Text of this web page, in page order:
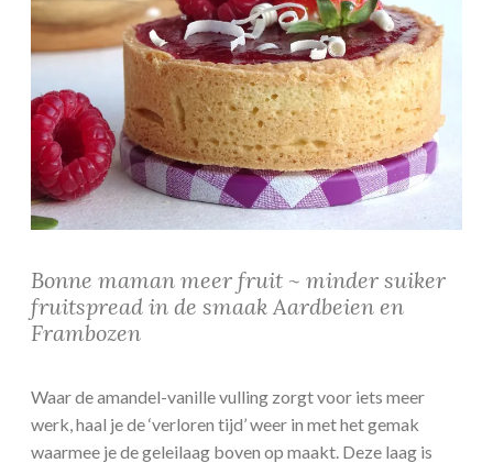
Bonne maman meer fruit ~ minder suiker
fruitspread in de smaak Aardbeien en
Frambozen
Waar de amandel-vanille vulling zorgt voor iets meer
werk, haal je de ‘verloren tijd’ weer in met het gemak
waarmee je de geleilaag boven op maakt. Deze laag is